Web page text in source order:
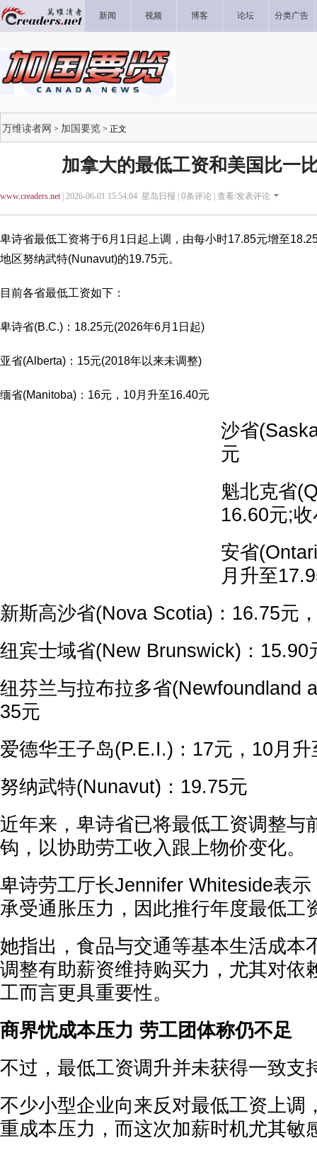
新闻 视频 博客 论坛 分类广告
万维读者网 > 加国要览 > 正文
加拿大的最低工资和美国比一
www.creaders.net| 2026-06-01 15:54:04 星岛日报 | 0条评论 | 查看/发表评论
卑诗省最低工资将于6月1日起上调，由每小时17.85元增至
地区努纳武特(Nunavut)的19.75元。
目前各省最低工资如下：
卑诗省(B.C.)：18.25元(2026年6月1日起)
亚省(Alberta)：15元(2018年以来未调整)
缅省(Manitoba)：16元，10月升至16.40元
沙省
元
魁北克省
16.60元;
安省
月升至
新斯高沙省(Nova Scotia)：16.75元
纽宾士域省(New Brunswick)：15.90
纽芬兰与拉布拉多省(Newfoundland
35元
爱德华王子岛(P.E.I.)：17元，10月
努纳武特(Nunavut)：19.75元
近年来，卑诗省已将最低工资调整与
钩，以协助劳工收入跟上物价变化。
卑诗劳工厅长Jennifer Whiteside表
承受通胀压力，因此推行年度最低工
她指出，食品与交通等基本生活成本
调整有助薪资维持购买力，尤其对依
工而言更具重要性。
商界忧成本压力 劳工团体称仍不足
不过，最低工资调升并未获得一致支
不少小型企业向来反对最低工资上调
重成本压力，而这次加薪时机尤其敏